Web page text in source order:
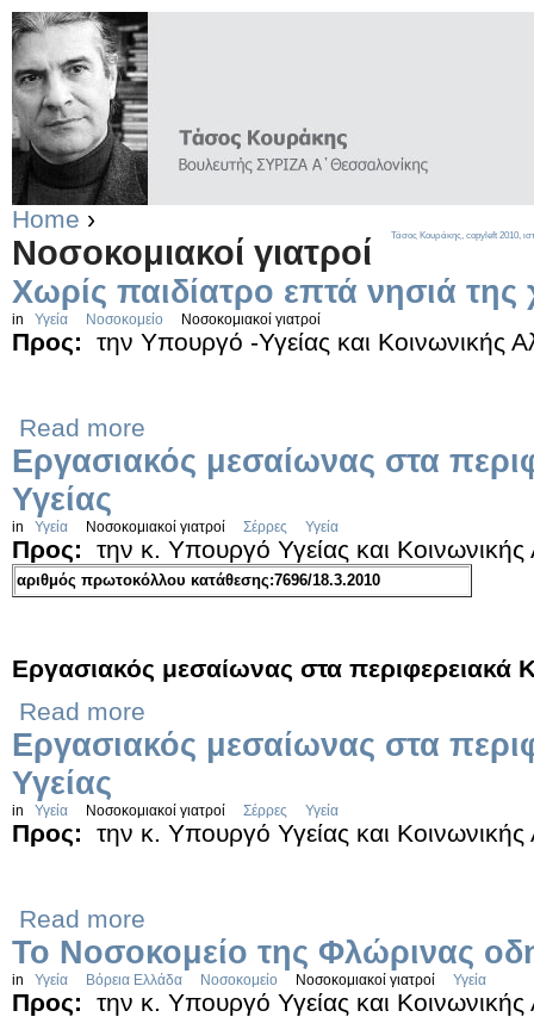
Home ›
Νοσοκομιακοί γιατροί
Χωρίς παιδίατρο επτά νησιά
in Υγεία Νοσοκομείο Νοσοκομιακοί γιατροί
Προς: την Υπουργό -Υγείας και Κοινωνικής
Read more
Εργασιακός μεσαίωνας στα
Υγείας
in Υγεία Νοσοκομιακοί γιατροί Σέρρες Υγεία
Προς: την κ. Υπουργό Υγείας και
αριθμός πρωτοκόλλου κατάθεσης:7696/18.3.2010
Εργασιακός μεσαίωνας στα περιφερειακά
Read more
Εργασιακός μεσαίωνας στα
Υγείας
in Υγεία Νοσοκομιακοί γιατροί Σέρρες Υγεία
Προς: την κ. Υπουργό Υγείας και
Read more
Το Νοσοκομείο της Φλώρινας
in Υγεία Βόρεια Ελλάδα Νοσοκομείο Νοσοκομιακοί γιατροί Υγεία
Προς: την κ. Υπουργό Υγείας και
Τάσος Κουράκης, copyleft 2010,